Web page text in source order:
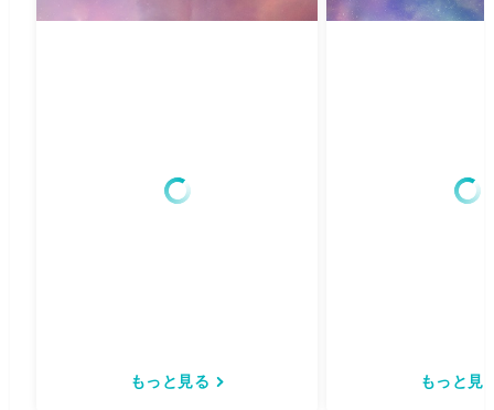
もっと見る もっと見